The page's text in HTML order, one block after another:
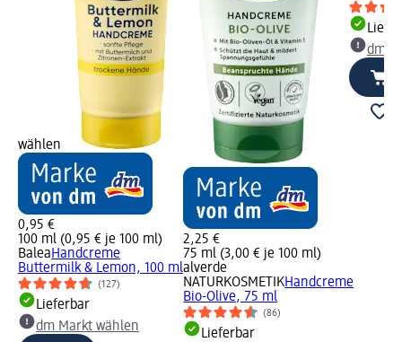
wählen
0,95 €
100 ml (0,95 € je 100 ml)
BaleaHandcreme
Buttermilk & Lemon, 100 ml
(127)
Lieferbar
dm Markt wählen
2,25 €
75 ml (3,00 € je 100 ml)
alverde
NATURKOSMETIKHandcreme
Bio-Olive, 75 ml
(86)
Lieferbar
dm